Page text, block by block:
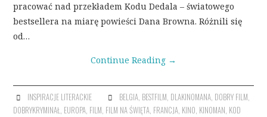
pracować nad przekładem Kodu Dedala – światowego
bestsellera na miarę powieści Dana Browna. Różnili się
od…
Continue Reading →
INSPIRACJE LITERACKIE BELGIA, BESTFILM, DLAKINOMANA, DOBRY FILM,
DOBRYKRYMINAŁ, EUROPA, FILM, FILM NA ŚWIĘTA, FRANCJA, KINO, KINOMAN, KOD